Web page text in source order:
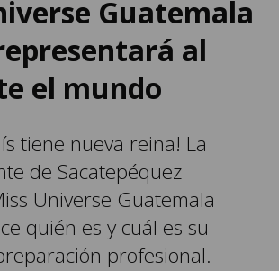
Guatemala
al
el mundo
tiene nueva reina! La
de Sacatepéquez
Universe Guatemala
quién es y cuál es su
profesional.